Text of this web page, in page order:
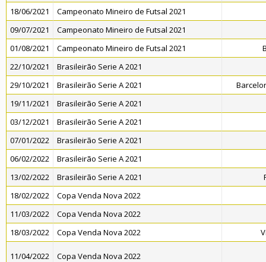
18/06/2021
Campeonato Mineiro de Futsal 2021
09/07/2021
Campeonato Mineiro de Futsal 2021
01/08/2021
Campeonato Mineiro de Futsal 2021
22/10/2021
Brasileirão Serie A 2021
29/10/2021
Brasileirão Serie A 2021
19/11/2021
Brasileirão Serie A 2021
03/12/2021
Brasileirão Serie A 2021
07/01/2022
Brasileirão Serie A 2021
06/02/2022
Brasileirão Serie A 2021
13/02/2022
Brasileirão Serie A 2021
18/02/2022
Copa Venda Nova 2022
11/03/2022
Copa Venda Nova 2022
18/03/2022
Copa Venda Nova 2022
11/04/2022 Copa Venda Nova 2022